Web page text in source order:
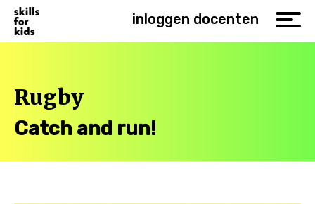
inloggen docenten
Rugby
Catch and run!